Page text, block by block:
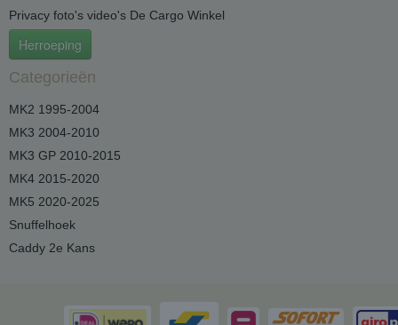
Privacy foto's video's De Cargo Winkel
Herroeping
Categorieën
MK2 1995-2004
MK3 2004-2010
MK3 GP 2010-2015
MK4 2015-2020
MK5 2020-2025
Snuffelhoek
Caddy 2e Kans